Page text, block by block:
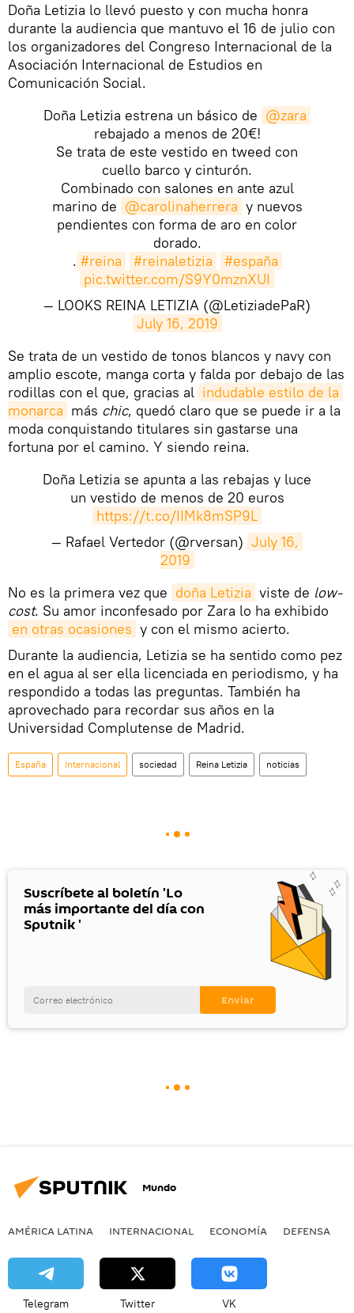
Doña Letizia lo llevó puesto y con mucha honra
durante la audiencia que mantuvo el 16 de julio con
los organizadores del Congreso Internacional de la
Asociación Internacional de Estudios en
Comunicación Social.
Doña Letizia estrena un básico de @zara
rebajado a menos de 20€!
Se trata de este vestido en tweed con
cuello barco y cinturón.
Combinado con salones en ante azul
marino de @carolinaherrera y nuevos
pendientes con forma de aro en color
dorado.
. #reina #reinaletizia
#españa
pic.twitter.com/S9Y0mznXUI
— LOOKS REINA LETIZIA (@LetiziadePaR)
July 16, 2019
​Se trata de un vestido de tonos blancos y navy con
amplio escote, manga corta y falda por debajo de las
rodillas con el que, gracias al indudable estilo de la
monarca más chic, quedó claro que se puede ir a la
moda conquistando titulares sin gastarse una
fortuna por el camino. Y siendo reina.
Doña Letizia se apunta a las rebajas y luce
un vestido de menos de 20 euros
https://t.co/IIMk8mSP9L
— Rafael Vertedor (@rversan) July 16,
2019
No es la primera vez que doña Letizia viste de low-
cost. Su amor inconfesado por Zara lo ha exhibido
en otras ocasiones y con el mismo acierto.
Durante la audiencia, Letizia se ha sentido como pez
en el agua al ser ella licenciada en periodismo, y ha
respondido a todas las preguntas. También ha
aprovechado para recordar sus años en la
Universidad Complutense de Madrid.
España Internacional sociedad Reina Letizia noticias
Suscríbete al boletín 'Lo
más importante del día con
Sputnik '
Mundo
AMÉRICA LATINA INTERNACIONAL ECONOMÍA DEFENSA
Telegram Twitter VK